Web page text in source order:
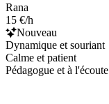
Rana
15 €/h
Nouveau
Dynamique et souriant
Calme et patient
Pédagogue et à l'écoute